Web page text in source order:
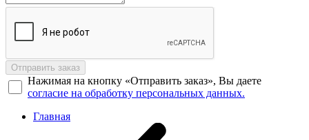
Отправить заказ
Нажимая на кнопку «Отправить заказ», Вы даете
согласие на обработку персональных данных.
Главная